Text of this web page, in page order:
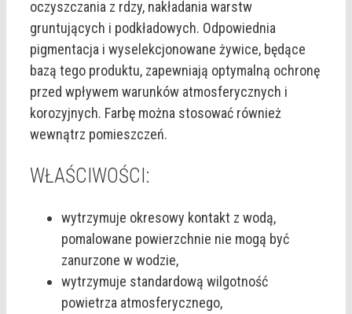
oczyszczania z rdzy, nakładania warstw
gruntujących i podkładowych. Odpowiednia
pigmentacja i wyselekcjonowane żywice, będące
bazą tego produktu, zapewniają optymalną ochronę
przed wpływem warunków atmosferycznych i
korozyjnych. Farbę można stosować również
wewnątrz pomieszczeń.
WŁAŚCIWOŚCI:
wytrzymuje okresowy kontakt z wodą,
pomalowane powierzchnie nie mogą być
zanurzone w wodzie,
wytrzymuje standardową wilgotność
powietrza atmosferycznego,